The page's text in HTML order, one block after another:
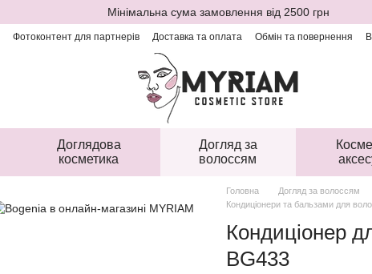
Мінімальна сума замовлення від 2500 грн
Фотоконтент для партнерів Доставка та оплата Обмін та повернення
Доглядова
косметика
Догляд за
волоссям
Головна Догляд за волоссям
Кондиціонери та бальзами для
Кондиціонер
BG433